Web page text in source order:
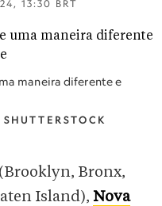
13:30 BRT
maneira diferente e
(Brooklyn, Bronx,
Island), Nova